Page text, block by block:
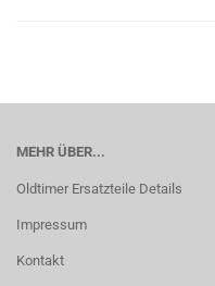
MEHR ÜBER...
Oldtimer Ersatzteile Details
Impressum
Kontakt